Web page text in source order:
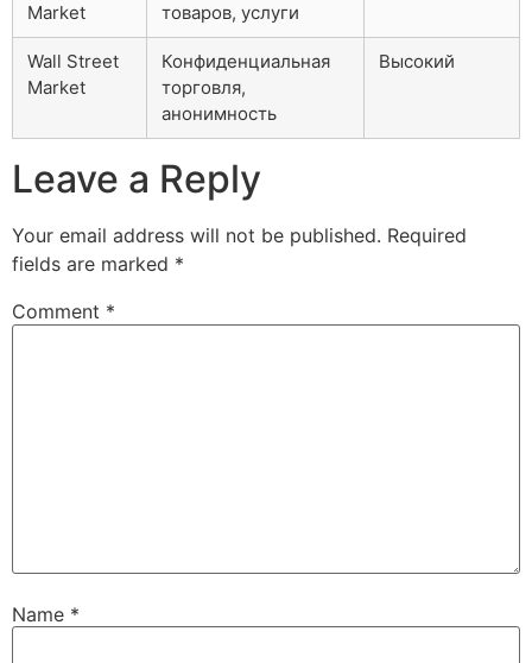
Market
товаров, услуги
Wall Street
Market
Конфиденциальная
торговля,
анонимность
Высокий
Leave a Reply
Your email address will not be published. Required
fields are marked *
Comment *
Name *